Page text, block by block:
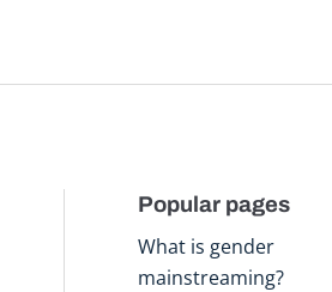
Popular pages
What is gender
mainstreaming?